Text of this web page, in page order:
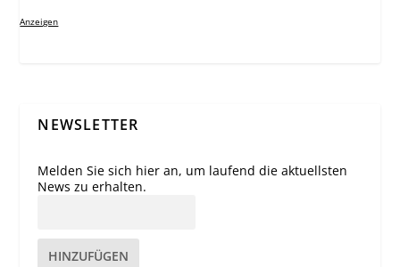
Anzeigen
NEWSLETTER
Melden Sie sich hier an, um laufend die aktuellsten
News zu erhalten.
HINZUFÜGEN